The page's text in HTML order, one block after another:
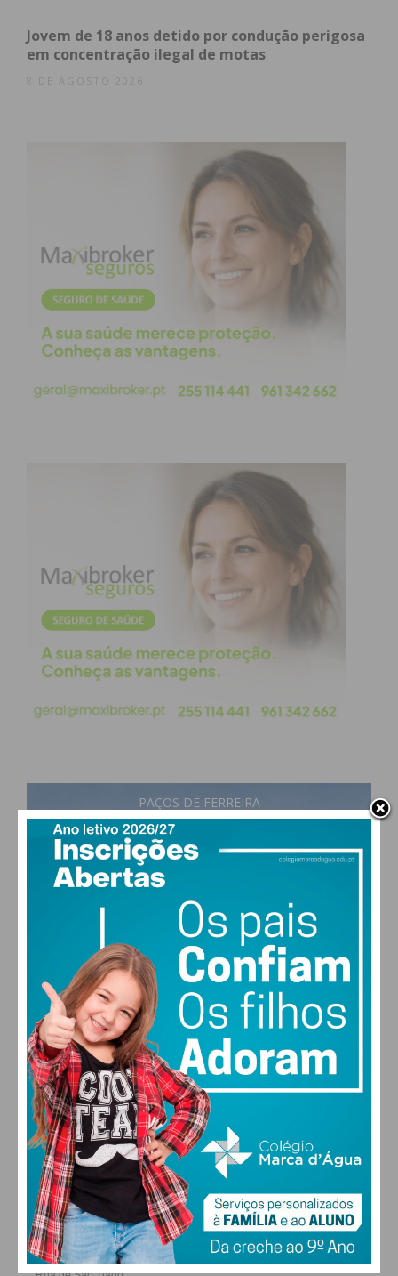
chamados com regularidade à habitação para
travar desavenças entre os dois. Numa das
ocasiões, a mulher – que segundo os vizinhos já é
ateado fogo à própria habitação e, num outro
episódio, barricou-se no interior da casa com o
companheiro. Há também relatos de que se agredia
a si própria com o objetivo de imputar as
agressões ao homem.
Subscreva a newsletter do
Imediato
Assine nossa newsletter por e-mail e
Eu li e concordo com os
termos e
condições
Jovem de 18 anos detido por condução perigosa
em concentração ilegal de motas
8 DE AGOSTO 2026
PAÇOS DE FERREIRA
23°
74% humidade
22°
SÁB
26
DOM
28°
SEG
30°
ALTERAR
FARMACIAS DE SERVIÇO EM PAÇOS DE
FERREIRA